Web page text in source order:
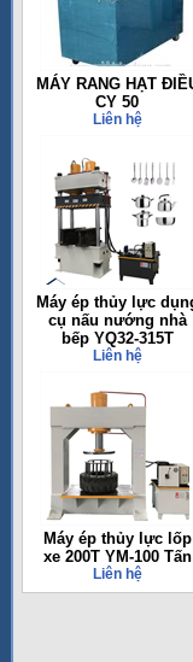
MÁY RANG HẠT
CY 50
Liên hệ
Máy ép thủy lực
cụ nấu nướng nhà
bếp YQ32-315T
Liên hệ
Máy ép thủy lực lốp
xe 200T YM-100 Tấn
Liên hệ